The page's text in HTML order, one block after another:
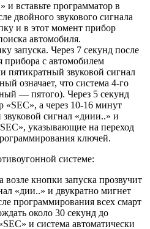
вставьте программатор в
двойного звукового сигнала
и в этот момент прибор
автомобиля.
запуска. Через 7 секунд после
прибора с автомобилем
пятикратный звуковой сигнал
означает, что система 4-го
— пятого). Через 5 секунд
«SEC», а через 10-16 минут
сигнал «диии..» и
указывающие на переход
ключей.
системе:
кнопки запуска прозвучит
«дии..» и двукратно мигнет
программирования всех смарт
около 30 секунд до
и система автоматически